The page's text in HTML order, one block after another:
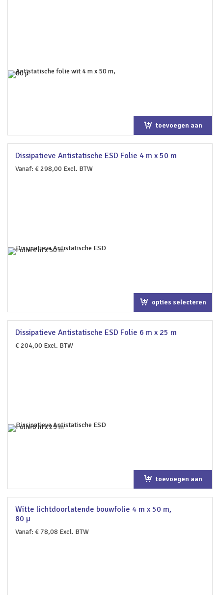
toevoegen aan
winkelwagen
Dissipatieve Antistatische ESD Folie 4 m x 50 m
Vanaf: €298,00 Excl. BTW
opties selecteren
Dissipatieve Antistatische ESD Folie 6 m x 25 m
€204,00 Excl. BTW
toevoegen aan
winkelwagen
Witte lichtdoorlatende bouwfolie 4 m x 50 m,
80 µ
Vanaf: € 78,08 Excl. BTW